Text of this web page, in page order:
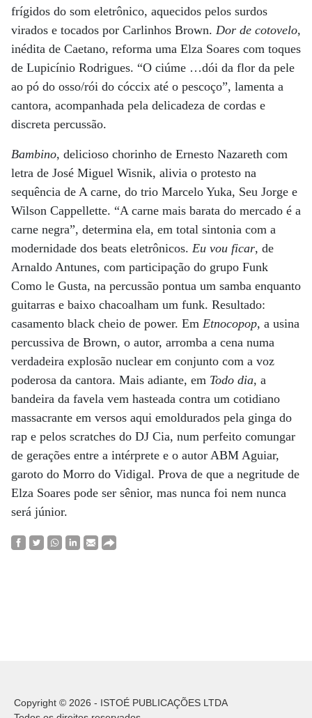
frígidos do som eletrônico, aquecidos pelos surdos
virados e tocados por Carlinhos Brown. Dor de cotovelo,
inédita de Caetano, reforma uma Elza Soares com toques
de Lupicínio Rodrigues. “O ciúme …dói da flor da pele
ao pó do osso/rói do cóccix até o pescoço”, lamenta a
cantora, acompanhada pela delicadeza de cordas e
discreta percussão.
Bambino, delicioso chorinho de Ernesto Nazareth com
letra de José Miguel Wisnik, alivia o protesto na
sequência de A carne, do trio Marcelo Yuka, Seu Jorge e
Wilson Cappellette. “A carne mais barata do mercado é a
carne negra”, determina ela, em total sintonia com a
modernidade dos beats eletrônicos. Eu vou ficar, de
Arnaldo Antunes, com participação do grupo Funk
Como le Gusta, na percussão pontua um samba enquanto
guitarras e baixo chacoalham um funk. Resultado:
casamento black cheio de power. Em Etnocopop, a usina
percussiva de Brown, o autor, arromba a cena numa
verdadeira explosão nuclear em conjunto com a voz
poderosa da cantora. Mais adiante, em Todo dia, a
bandeira da favela vem hasteada contra um cotidiano
massacrante em versos aqui emoldurados pela ginga do
rap e pelos scratches do DJ Cia, num perfeito comungar
de gerações entre a intérprete e o autor ABM Aguiar,
garoto do Morro do Vidigal. Prova de que a negritude de
Elza Soares pode ser sênior, mas nunca foi nem nunca
será júnior.
Copyright © 2026 - ISTOÉ PUBLICAÇÕES LTDA